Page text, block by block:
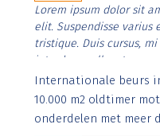
Lorem ipsum dolor sit
elit. Suspendisse varius
tristique. Duis cursus,
interdum nulla, ut
Aenean faucibus nibh
imperdiet. Nunc ut sem
Internationale beurs
10.000 m2 oldtimer
onderdelen met meer